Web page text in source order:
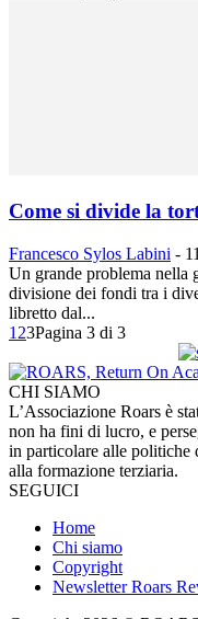
Come si divide la
Francesco Sylos Labini -
Un grande problema nella
divisione dei fondi tra i
libretto dal...
1 23Pagina 3 di 3
CHI SIAMO
L’Associazione Roars è
non ha fini di lucro, e
in particolare alle politiche
alla formazione terziaria.
SEGUICI
Home
Chi siamo
Copyright
Newsletter Roars